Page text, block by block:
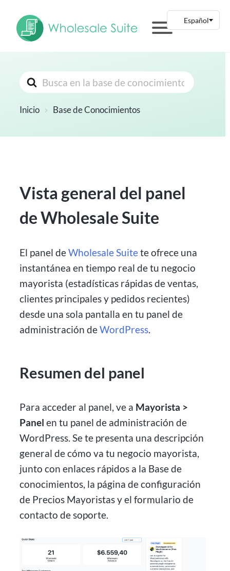
Buscar
Inicio Base de Conocimientos
Vista general del panel
de Wholesale Suite
El panel deWholesale Suitete ofrece una
instantánea en tiempo real de tu negocio
mayorista (estadísticas rápidas de ventas,
clientes principales y pedidos recientes)
desde una sola pantalla en tu panel de
administración deWordPress.
Resumen del panel
Para acceder al panel, ve a Mayorista >
Panel en tu panel de administración de
WordPress. Se te presenta una descripción
general de cómo va tu negocio mayorista,
junto con enlaces rápidos a la Base de
conocimientos, la página de configuración
de Precios Mayoristas y el formulario de
contacto de soporte.